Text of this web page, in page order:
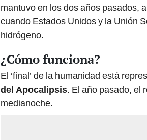
mantuvo en los dos años pasados,
cuando Estados Unidos y la Unión
hidrógeno.
¿Cómo funciona?
El ‘final’ de la humanidad está
del Apocalipsis. El año pasado, el
medianoche.